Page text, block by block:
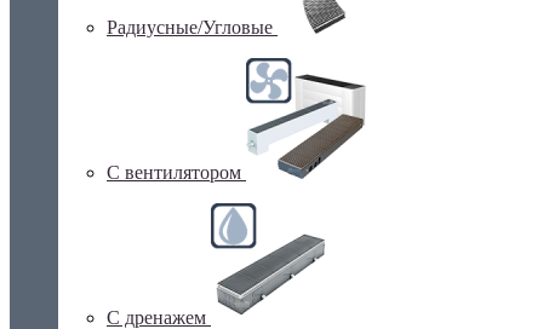
Радиусные/Угловые
С вентилятором
С дренажем